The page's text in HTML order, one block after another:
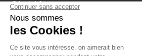
fiducial.fr
lyoncapitale.fr
olympique-et-lyonnais.com
L'application Iphone / Android